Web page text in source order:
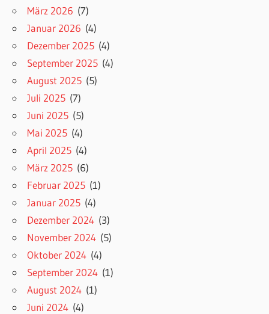
März 2026 (7)
Januar 2026 (4)
Dezember 2025 (4)
September 2025 (4)
August 2025 (5)
Juli 2025 (7)
Juni 2025 (5)
Mai 2025 (4)
April 2025 (4)
März 2025 (6)
Februar 2025 (1)
Januar 2025 (4)
Dezember 2024 (3)
November 2024 (5)
Oktober 2024 (4)
September 2024 (1)
August 2024 (1)
Juni 2024 (4)